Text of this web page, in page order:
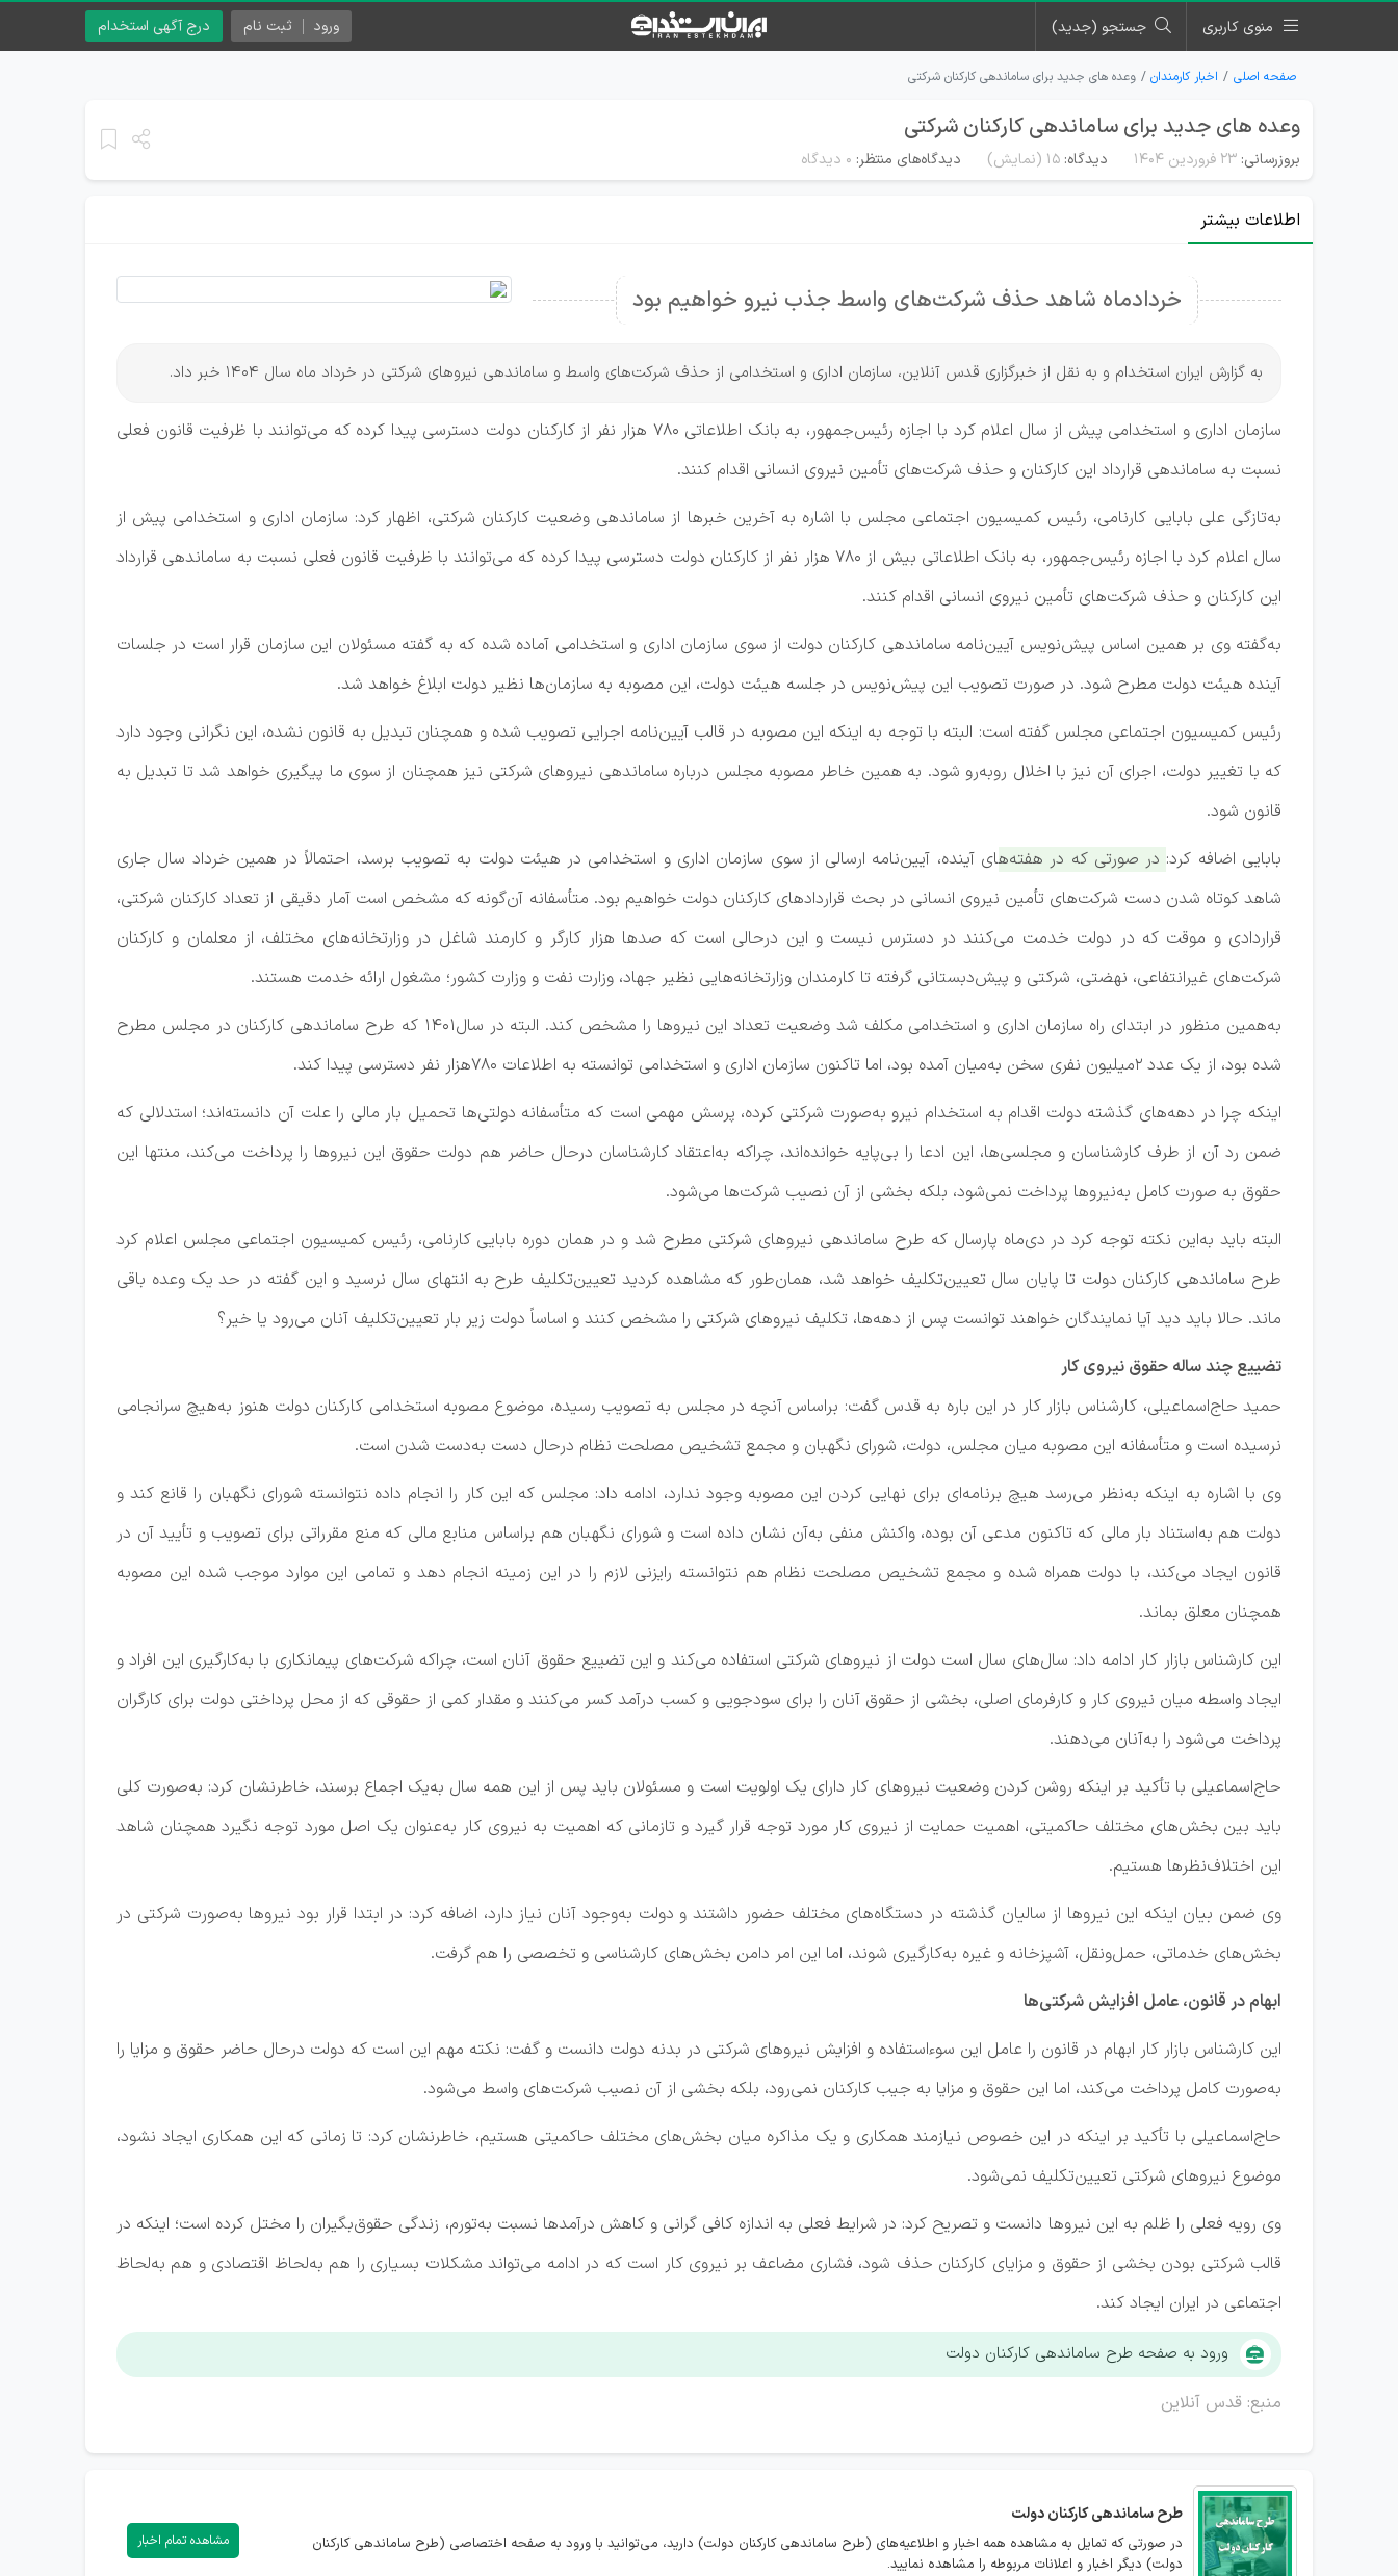
منوی کاربری جستجو (جدید) درج آگهی استخدام ورود ثبت نام
صفحه اصلی اخبار کارمندان وعده های جدید برای ساماندهی کارکنان شرکتی
وعده های جدید برای ساماندهی کارکنان شرکتی
بروزرسانی: ۲۳ فروردین ۱۴۰۴ دیدگاه: 15 (نمایش) دیدگاه‌های منتظر: ۰ دیدگاه
اطلاعات بیشتر
خردادماه شاهد حذف شرکت‌های واسط جذب نیرو خواهیم بود
به گزارش ایران استخدام و به نقل از خبرگزاری قدس آنلاین، سازمان اداری و استخدامی از حذف شرکت‌های واسط و ساماندهی نیروهای شرکتی در خرداد ماه سال 1404 خبر داد.
سازمان اداری و استخدامی پیش از سال اعلام کرد با اجازه رئیس‌جمهور، به بانک اطلاعاتی ۷۸۰ هزار نفر از کارکنان دولت دسترسی پیدا کرده که می‌توانند با ظرفیت قانون فعلی
نسبت به ساماندهی قرارداد این کارکنان و حذف شرکت‌های تأمین نیروی انسانی اقدام کنند.
به‌تازگی علی بابایی کارنامی، رئیس کمیسیون اجتماعی مجلس با اشاره به آخرین خبرها از ساماندهی وضعیت کارکنان شرکتی، اظهار کرد: سازمان اداری و استخدامی پیش از
سال اعلام کرد با اجازه رئیس‌جمهور، به بانک اطلاعاتی بیش از ۷۸۰ هزار نفر از کارکنان دولت دسترسی پیدا کرده که می‌توانند با ظرفیت قانون فعلی نسبت به ساماندهی قرارداد
این کارکنان و حذف شرکت‌های تأمین نیروی انسانی اقدام کنند.
به‌گفته وی بر همین اساس پیش‌نویس آیین‌نامه ساماندهی کارکنان دولت از سوی سازمان اداری و استخدامی آماده شده که به گفته مسئولان این سازمان قرار است در جلسات
آینده هیئت دولت مطرح شود. در صورت تصویب این پیش‌نویس در جلسه هیئت دولت، این مصوبه به سازمان‌ها نظیر دولت ابلاغ خواهد شد.
رئیس کمیسیون اجتماعی مجلس گفته است: البته با توجه به اینکه این مصوبه در قالب آیین‌نامه اجرایی تصویب شده و همچنان تبدیل به قانون نشده، این نگرانی وجود دارد
که با تغییر دولت، اجرای آن نیز با اخلال روبه‌رو شود. به همین خاطر مصوبه مجلس درباره ساماندهی نیروهای شرکتی نیز همچنان از سوی ما پیگیری خواهد شد تا تبدیل به
قانون شود.
بابایی اضافه کرد: در صورتی که در هفته‌های آینده، آیین‌نامه ارسالی از سوی سازمان اداری و استخدامی در هیئت دولت به تصویب برسد، احتمالاً در همین خرداد سال جاری
شاهد کوتاه شدن دست شرکت‌های تأمین نیروی انسانی در بحث قراردادهای کارکنان دولت خواهیم بود. متأسفانه آن‌گونه که مشخص است آمار دقیقی از تعداد کارکنان شرکتی،
قراردادی و موقت که در دولت خدمت می‌کنند در دسترس نیست و این درحالی است که صدها هزار کارگر و کارمند شاغل در وزارتخانه‌های مختلف، از معلمان و کارکنان
شرکت‌های غیرانتفاعی، نهضتی، شرکتی و پیش‌دبستانی گرفته تا کارمندان وزارتخانه‌هایی نظیر جهاد، وزارت نفت و وزارت کشور؛ مشغول ارائه خدمت هستند.
به‌همین منظور در ابتدای راه سازمان اداری و استخدامی مکلف شد وضعیت تعداد این نیروها را مشخص کند. البته در سال۱۴۰۱ که طرح ساماندهی کارکنان در مجلس مطرح
شده بود، از یک عدد ۲میلیون نفری سخن به‌میان آمده بود، اما تاکنون سازمان اداری و استخدامی توانسته به اطلاعات ۷۸۰هزار نفر دسترسی پیدا کند.
اینکه چرا در دهه‌های گذشته دولت اقدام به ‌استخدام نیرو به‌صورت شرکتی کرده، پرسش مهمی است که متأسفانه دولتی‌ها تحمیل بار مالی را علت آن دانسته‌اند؛ استدلالی که
ضمن رد آن از طرف کارشناسان و مجلسی‌ها، این ادعا را بی‌پایه خوانده‌اند، چراکه به‌اعتقاد کارشناسان درحال حاضر هم دولت حقوق این نیروها را پرداخت می‌کند، منتها این
حقوق به صورت کامل به‌نیروها پرداخت نمی‌شود، بلکه بخشی از آن نصیب شرکت‌ها می‌شود.
البته باید به‌این نکته توجه کرد در دی‌ماه پارسال که طرح ساماندهی نیروهای شرکتی مطرح شد و در همان دوره بابایی کارنامی، رئیس کمیسیون اجتماعی مجلس اعلام کرد
طرح ساماندهی کارکنان دولت تا پایان سال تعیین‌تکلیف خواهد شد، همان‌طور که مشاهده کردید تعیین‌تکلیف طرح به‌ انتهای سال نرسید و این گفته در حد یک وعده باقی
ماند. حالا باید دید آیا نمایندگان خواهند توانست پس از دهه‌ها، تکلیف نیروهای شرکتی را مشخص کنند و اساساً دولت زیر بار تعیین‌تکلیف آنان می‌رود یا خیر؟
تضییع چند ساله حقوق نیروی کار
حمید حاج‌اسماعیلی، کارشناس بازار کار در این باره به قدس گفت: براساس آنچه در مجلس به تصویب رسیده، موضوع مصوبه استخدامی کارکنان دولت هنوز به‌هیچ سرانجامی
نرسیده است و متأسفانه این مصوبه میان مجلس، دولت، شورای نگهبان و مجمع تشخیص مصلحت نظام درحال دست به‌دست شدن است.
وی با اشاره به اینکه به‌نظر می‌رسد هیچ برنامه‌ای برای نهایی کردن این مصوبه وجود ندارد، ادامه داد: مجلس که این کار را انجام داده نتوانسته شورای نگهبان را قانع کند و
دولت هم به‌استناد بار مالی که تاکنون مدعی آن بوده، واکنش منفی به‌آن نشان داده است و شورای نگهبان هم براساس منابع مالی که منع مقرراتی برای تصویب و تأیید آن در
قانون ایجاد می‌کند، با دولت همراه شده و مجمع تشخیص مصلحت نظام هم نتوانسته رایزنی لازم را در این زمینه انجام دهد و تمامی این موارد موجب شده این مصوبه
همچنان معلق بماند.
این کارشناس بازار کار ادامه داد: سال‌های سال است دولت از نیروهای شرکتی استفاده می‌کند و این تضییع حقوق آنان است، چراکه شرکت‌های پیمانکاری با به‌کارگیری این افراد و
ایجاد واسطه میان نیروی کار و کارفرمای اصلی، بخشی از حقوق آنان را برای سودجویی و کسب درآمد کسر می‌کنند و مقدار کمی از حقوقی که از محل پرداختی دولت برای کارگران
پرداخت می‌شود را به‌آنان می‌دهند.
حاج‌اسماعیلی با تأکید بر اینکه روشن کردن وضعیت نیروهای کار دارای یک اولویت است و مسئولان باید پس از این همه سال به‌یک اجماع برسند، خاطرنشان کرد: به‌صورت کلی
باید بین بخش‌های مختلف حاکمیتی، اهمیت حمایت از نیروی کار مورد توجه قرار گیرد و تازمانی که اهمیت به ‌نیروی کار به‌عنوان یک اصل مورد توجه نگیرد همچنان شاهد
این اختلاف‌نظرها هستیم.
وی ضمن بیان اینکه این نیروها از سالیان گذشته در دستگاه‌های مختلف حضور داشتند و دولت به‌وجود آنان نیاز دارد، اضافه کرد: در ابتدا قرار بود نیروها به‌صورت شرکتی در
بخش‌های خدماتی، حمل‌ونقل، آشپزخانه و غیره به‌کارگیری شوند، اما این امر دامن بخش‌های کارشناسی و تخصصی را هم گرفت.
ابهام در قانون، عامل افزایش شرکتی‌ها
این کارشناس بازار کار ابهام در قانون را عامل این سوءاستفاده و افزایش نیروهای شرکتی در بدنه دولت دانست و گفت: نکته مهم این است که دولت درحال حاضر حقوق و مزایا را
به‌صورت کامل پرداخت می‌کند، اما این حقوق و مزایا به ‌جیب کارکنان نمی‌رود، بلکه بخشی از آن نصیب شرکت‌های واسط می‌شود.
حاج‌اسماعیلی با تأکید بر اینکه در این خصوص نیازمند همکاری و یک مذاکره میان بخش‌های مختلف حاکمیتی هستیم، خاطرنشان کرد: تا زمانی که این همکاری ایجاد نشود،
موضوع نیروهای شرکتی تعیین‌تکلیف نمی‌شود.
وی رویه فعلی را ظلم به ‌این نیروها دانست و تصریح کرد: در شرایط فعلی به ‌اندازه کافی گرانی و کاهش درآمدها نسبت به‌تورم، زندگی حقوق‌بگیران را مختل کرده است؛ اینکه در
قالب شرکتی بودن بخشی از حقوق و مزایای کارکنان حذف شود، فشاری مضاعف بر نیروی کار است که در ادامه می‌تواند مشکلات بسیاری را هم به‌لحاظ اقتصادی و هم به‌لحاظ
اجتماعی در ایران ایجاد کند.
ورود به صفحه طرح ساماندهی کارکنان دولت
منبع: قدس آنلاین
طرح ساماندهی کارکنان دولت
در صورتی که تمایل به مشاهده همه اخبار و اطلاعیه‌های (طرح ساماندهی کارکنان دولت) دارید، می‌توانید با ورود به صفحه اختصاصی (طرح ساماندهی کارکنان
دولت) دیگر اخبار و اعلانات مربوطه را مشاهده نمایید.
مشاهده تمام اخبار